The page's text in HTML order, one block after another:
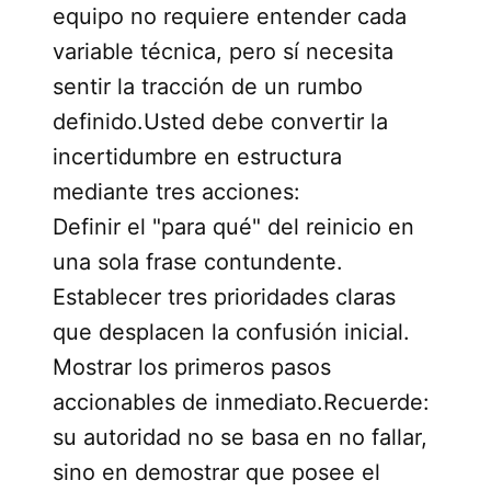
equipo no requiere entender cada
variable técnica, pero sí necesita
sentir la tracción de un rumbo
definido.Usted debe convertir la
incertidumbre en estructura
mediante tres acciones:
Definir el "para qué" del reinicio en
una sola frase contundente.
Establecer tres prioridades claras
que desplacen la confusión inicial.
Mostrar los primeros pasos
accionables de inmediato.Recuerde:
su autoridad no se basa en no fallar,
sino en demostrar que posee el